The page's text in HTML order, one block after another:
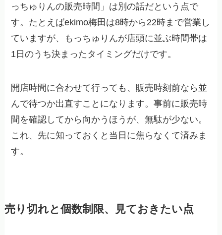
っちゅりんの販売時間」は別の話だという点で
す。たとえばekimo梅田は8時から22時まで営業し
ていますが、もっちゅりんが店頭に並ぶ時間帯は
1日のうち決まったタイミングだけです。
開店時間に合わせて行っても、販売時刻前なら並
んで待つか出直すことになります。事前に販売時
間を確認してから向かうほうが、無駄が少ない。
これ、先に知っておくと当日に焦らなくて済みま
す。
売り切れと個数制限、見ておきたい点